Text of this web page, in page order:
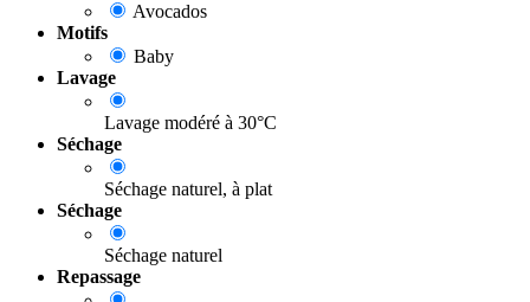
Avocados
Motifs
Baby
Lavage
Lavage modéré à 30°C
Séchage
Séchage naturel, à plat
Séchage
Séchage naturel
Repassage